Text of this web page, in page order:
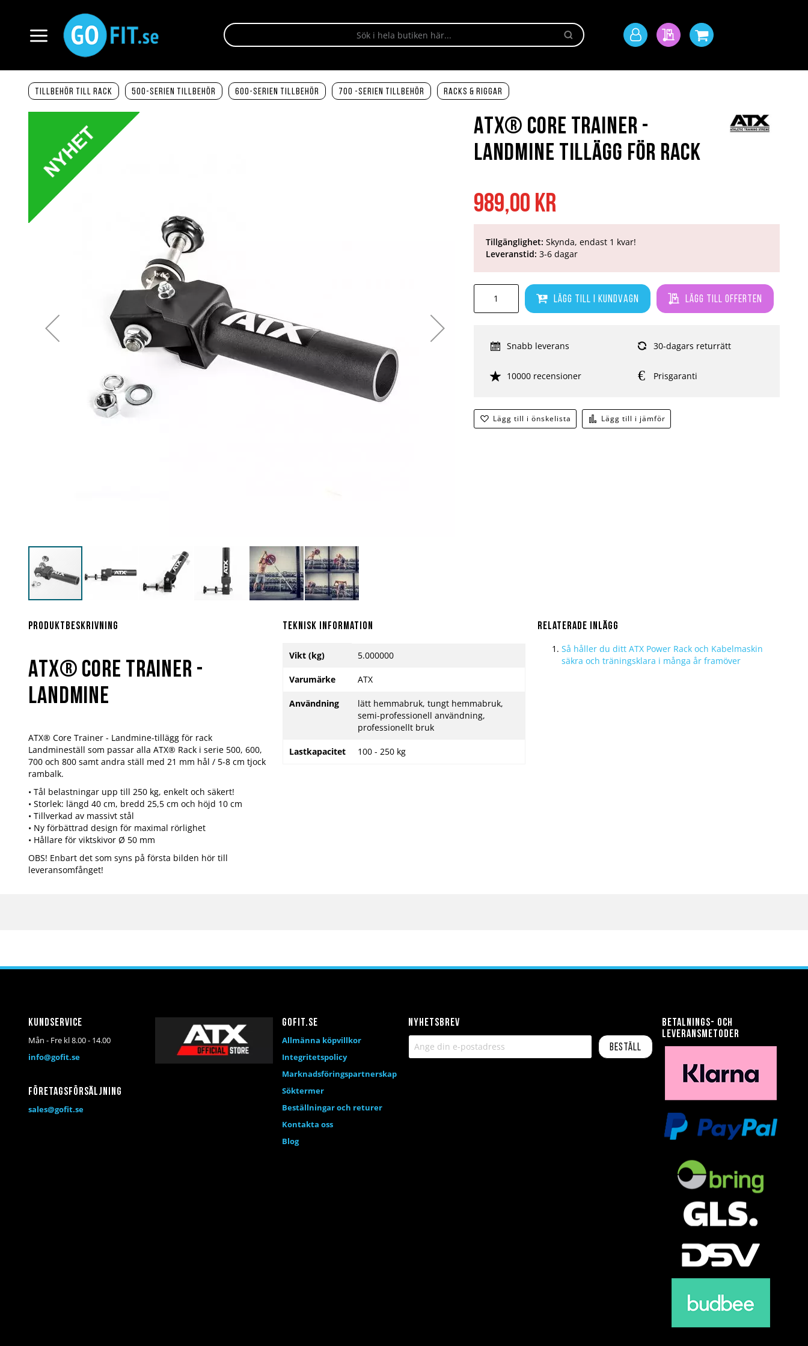
Växla
Nav
Sök
Mitt
Min offertMin kundvagn
Tillbehör till Rack 500-serien tillbehör 600-serien tillbehör 700 -serien tillbehör Racks & Riggar
989,00 kr
Lägg till i kundvagn Lägg till offerten
Lägg till i önskelista Lägg till i jämför
Tillgänglighet: Skynda, endast 1 kvar!
Leveranstid: 3-6 dagar
Snabb leverans 30-dagars returrätt
10000 recensioner Prisgaranti
ATX® Core Trainer -
Landmine Tillägg för Rack
bildgalleriet
början
Produktbeskrivning
ATX® Core Trainer -
Landmine
ATX® Core Trainer - Landmine-tillägg för rack
Landmineställ som passar alla ATX® Rack i serie 500, 600,
700 och 800 samt andra ställ med 21 mm hål / 5-8 cm tjock
rambalk.
• Tål belastningar upp till 250 kg, enkelt och säkert!
• Storlek: längd 40 cm, bredd 25,5 cm och höjd 10 cm
• Tillverkad av massivt stål
• Ny förbättrad design för maximal rörlighet
• Hållare för viktskivor Ø 50 mm
OBS! Enbart det som syns på första bilden hör till
leveransomfånget!
Teknisk information
information
Vikt (kg) 5.000000
Varumärke ATX
Användning
lätt hemmabruk, tungt hemmabruk,
semi-professionell användning,
professionellt bruk
Lastkapacitet 100 - 250 kg
Relaterade Inlägg
Så håller du ditt ATX Power Rack och Kabelmaskin
säkra och träningsklara i många år framöver
Nyhetsbrev
Beställ
Kundservice
Mån - Fre kl 8.00 - 14.00
info@gofit.se
Företagsförsäljning
sales@gofit.se
Betalnings- och
leveransmetoder
Gofit.se
Allmänna köpvillkor
Integritetspolicy
Marknadsföringspartnerskap
Söktermer
Beställningar och returer
Kontakta oss
Blog